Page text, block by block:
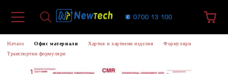
Начало Офис материали Хартия и хартиени изделия
Формуляри
Транспортни формуляри